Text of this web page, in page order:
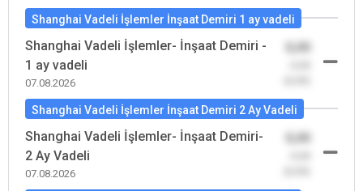
Shanghai Vadeli İşlemler İnşaat Demiri 1 ay vadeli
Shanghai Vadeli İşlemler- İnşaat Demiri -
1 ay vadeli
07.08.2026
0,00
Shanghai Vadeli İşlemler İnşaat Demiri 2 Ay Vadeli
Shanghai Vadeli İşlemler- İnşaat Demiri-
2 Ay Vadeli
07.08.2026
0,00